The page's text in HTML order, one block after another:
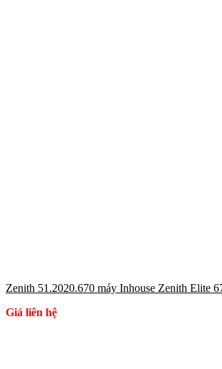
Zenith 51.2020.670 máy Inhouse Zenith Elite
Giá liên hệ